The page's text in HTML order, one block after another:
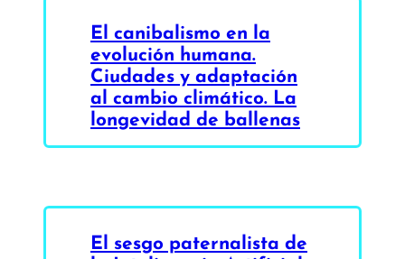
El canibalismo en la
evolución humana.
Ciudades y adaptación
al cambio climático. La
longevidad de ballenas
El sesgo paternalista de